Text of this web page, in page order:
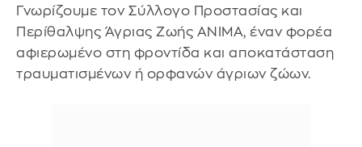
Γνωρίζουμε τον Σύλλογο Προστασίας και
Περίθαλψης Άγριας Ζωής ANIMA, έναν φορέα
αφιερωμένο στη φροντίδα και αποκατάσταση
τραυματισμένων ή ορφανών άγριων ζώων.